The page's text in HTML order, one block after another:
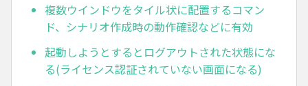
複数ウインドウをタイル状に配置するコマン
ド、シナリオ作成時の動作確認などに有効
起動しようとするとログアウトされた状態にな
る(ライセンス認証されていない画面になる)